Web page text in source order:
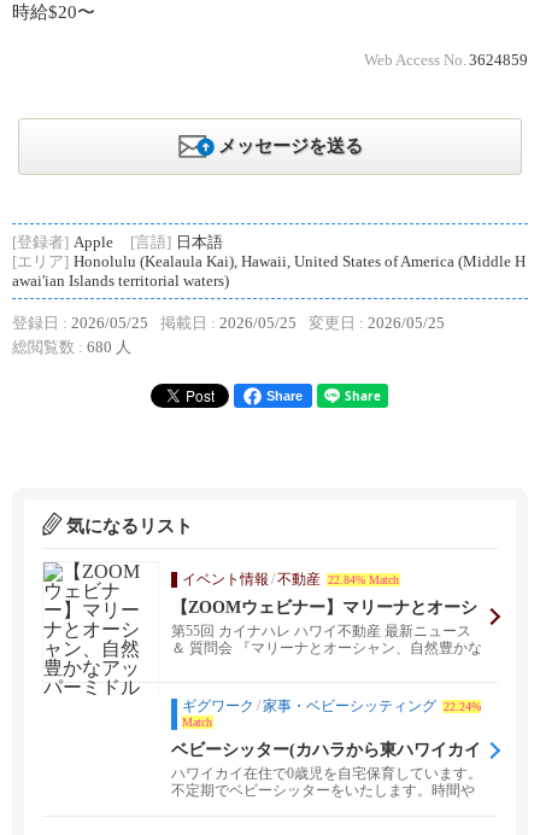
時給$20〜
Web Access No. 3624859
メッセージを送る
[登録者] Apple [言語] 日本語
[エリア] Honolulu (Kealaula Kai), Hawaii, United States of America (Middle H
awai'ian Islands territorial waters)
登録日 : 2026/05/25 掲載日 : 2026/05/25 変更日 : 2026/05/25
総閲覧数 : 680 人
Share
気になるリスト
イベント情報 /不動産 22.84% Match
【ZOOMウェビナー】マリーナとオーシ
ャン、自然豊かなアッパーミドルタウ
ン、ハワイカイ特集
第55回 カイナハレ ハワイ不動産 最新ニュース
＆ 質問会 『マリーナとオーシャン、自然豊かな
ギグワーク /家事・ベビーシッティング 22.24%
Match
ベビーシッター(カハラから東ハワイカイ
エリア)
ハワイカイ在住で0歳児を自宅保育しています。
不定期でベビーシッターをいたします。時間や